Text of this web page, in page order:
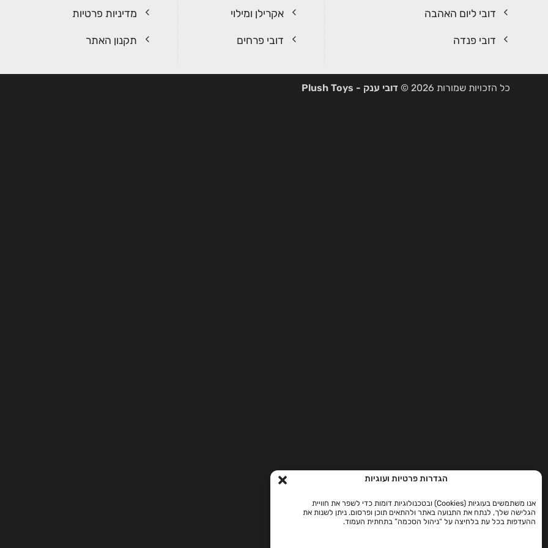
הגדרות פרטיות ועוגיות
אנו משתמשים בעוגיות (Cookies) ובטכנולוגיות דומות כדי לשפר את חוויית
הגלישה שלך, לנתח את התנועה באתר ולהתאים תוכן ופרסום. ניתן לשנות את
ההעדפות בכל עת בלחיצה על “ניהול הסכמה” בתחתית העמוד.
דובי ליום האהבה
דובי פנדה
אקרילן ומילוי
דובי פרחים
מדיניות פרטיות
תקנון האתר
כל הזכויות שמורות 2026 © דובי ענק - Plush Toys